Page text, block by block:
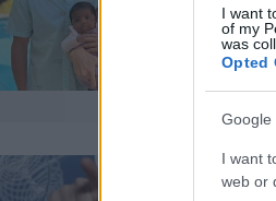
I want
of my
was
Opted
Google
I want
web or